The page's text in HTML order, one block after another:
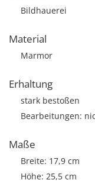
Bildhauerei
Material
Marmor
Erhaltung
stark bestoßen
Bearbeitungen:
Maße
Breite: 17,9 cm
Höhe: 25,5 cm